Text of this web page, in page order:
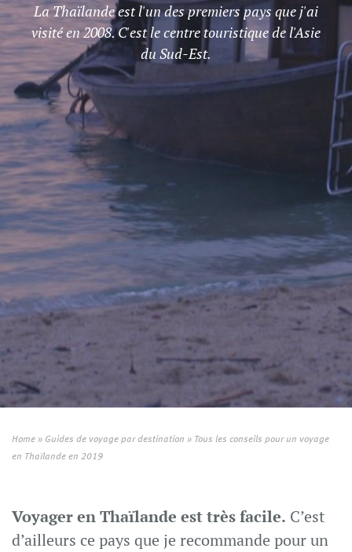
La Thaïlande est l'un des premiers pays que j'ai
visité en 2008. C'est le centre touristique de l'Asie
du Sud-Est.
Home » Guides de voyage par destination » Tous les conseils pour un voyage
en Thaïlande en 2019
Voyager en Thaïlande est très facile. C’est
d’ailleurs ce pays que je recommande pour un